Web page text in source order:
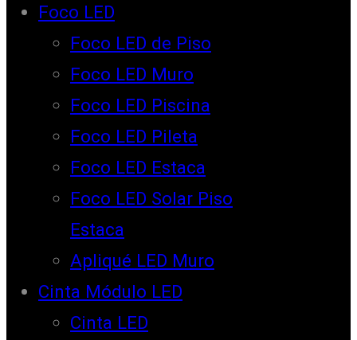
Foco LED
Foco LED de Piso
Foco LED Muro
Foco LED Piscina
Foco LED Pileta
Foco LED Estaca
Foco LED Solar Piso
Estaca
Apliqué LED Muro
Cinta Módulo LED
Cinta LED